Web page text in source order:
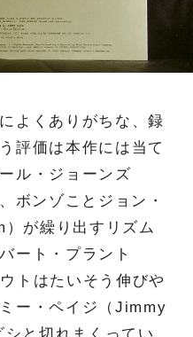
よくありがちな、録
評価は本作には当て
ル・ジョーンズ
ボンゾことジョン・
が繰り出すリズム
ート・プラント
トはたいそう伸びや
ー・ペイジ（Jimmy